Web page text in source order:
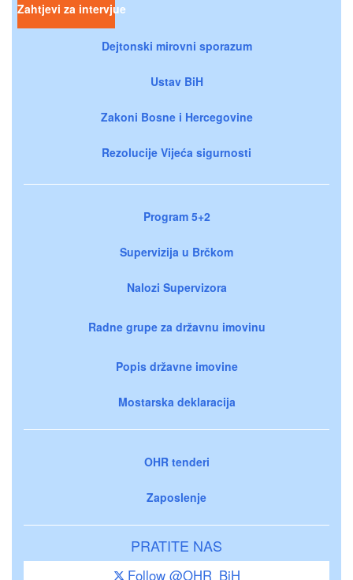
Zahtjevi za intervjue
Dejtonski mirovni sporazum
Ustav BiH
Zakoni Bosne i Hercegovine
Rezolucije Vijeća sigurnosti
Program 5+2
Supervizija u Brčkom
Nalozi Supervizora
Radne grupe za državnu imovinu
Popis državne imovine
Mostarska deklaracija
OHR tenderi
Zaposlenje
PRATITE NAS
Follow @OHR_BiH